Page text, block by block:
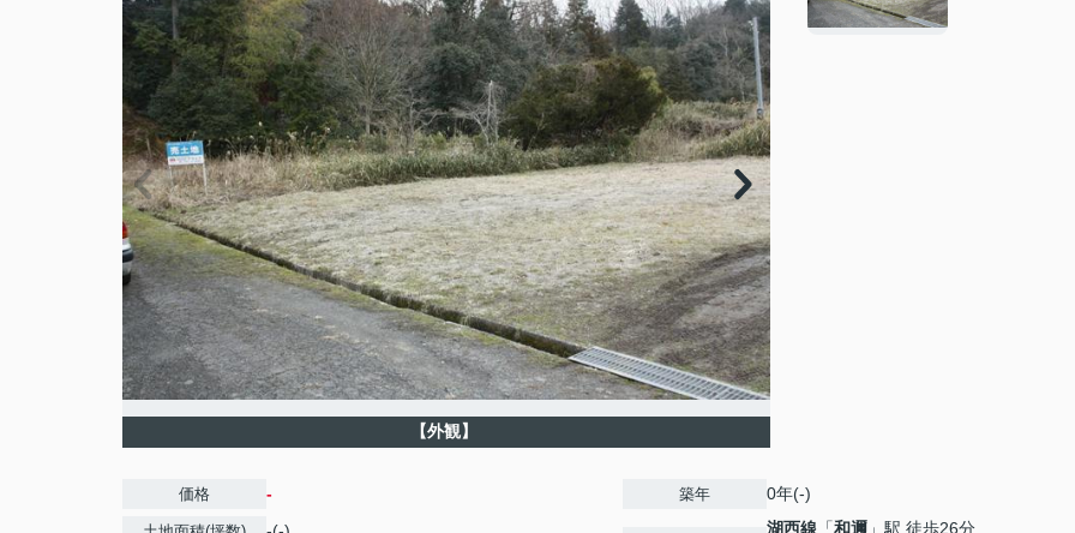
【外観】
価格 - 築年 0年(-)
湖西線 「和邇 」駅 徒歩26分